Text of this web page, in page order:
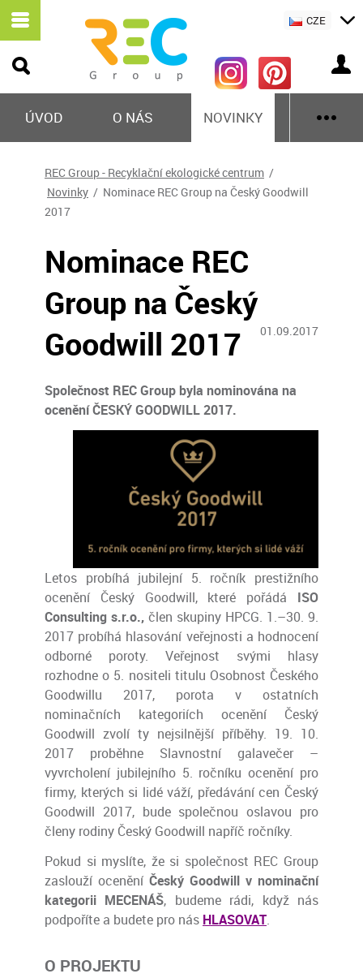
ÚVOD O NÁS NOVINKY
CZE
REC Group - Recyklační ekologické centrum /
Novinky / Nominace REC Group na Český Goodwill
2017
Nominace REC
Group na Český
Goodwill 2017
01.09.2017
Společnost REC Group byla nominována na
ocenění ČESKÝ GOODWILL 2017.
Letos probíhá jubilejní 5. ročník prestižního
ocenění Český Goodwill, které pořádá ISO
Consulting s.r.o., člen skupiny HPCG. 1.–30. 9.
2017 probíhá hlasování veřejnosti a hodnocení
odborné poroty. Veřejnost svými hlasy
rozhodne o 5. nositeli titulu Osobnost Českého
Goodwillu 2017, porota v ostatních
nominačních kategoriích ocenění Český
Goodwill zvolí ty nejsilnější příběhy. 19. 10.
2017 proběhne Slavnostní galavečer –
vyvrcholení jubilejního 5. ročníku ocenění pro
firmy, kterých si lidé váží, předávání cen Český
Goodwill 2017, bude společnou oslavou pro
členy rodiny Český Goodwill napříč ročníky.
Pokud si myslíte, že si společnost REC Group
zaslouží ocenění Český Goodwill v nominační
kategorii MECENÁŠ, budeme rádi, když nás
podpoříte a budete pro nás HLASOVAT.
O PROJEKTU